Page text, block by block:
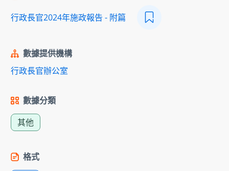
行政長官2024年施政報告 - 附篇
數據提供機構
行政長官辦公室
數據分類
其他
格式